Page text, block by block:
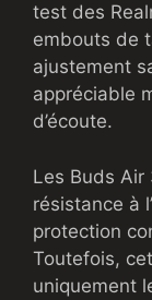
test des
embouts de
ajustement
appréciable
d’écoute.
Les Buds Air
résistance à
protection
Toutefois,
uniquement